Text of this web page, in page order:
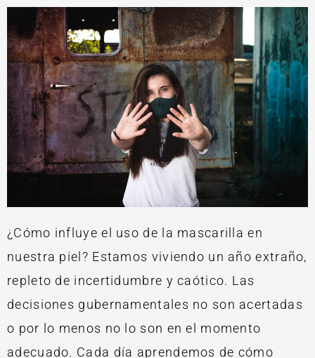
¿Cómo influye el uso de la mascarilla en
nuestra piel? Estamos viviendo un año extraño,
repleto de incertidumbre y caótico. Las
decisiones gubernamentales no son acertadas
o por lo menos no lo son en el momento
adecuado. Cada día aprendemos de cómo